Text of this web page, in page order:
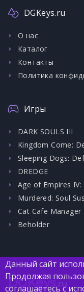
DGKeys.ru
О нас
Каталог
Контакты
Политика
Игры
DARK SOULS III
Kingdom Come:
Sleeping Dogs:
DREDGE
Age of Empires
Murdered: Soul
Cat Cafe Manager
Beholder
DGKeys.ru
Данный сайт
Продолжая
соглашаетесь с